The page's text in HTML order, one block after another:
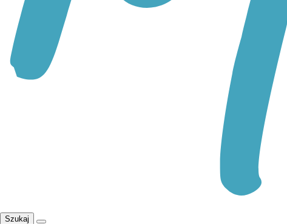
Szukaj